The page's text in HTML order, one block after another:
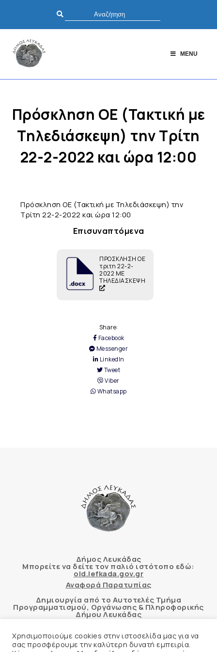
MENU
Πρόσκληση ΟΕ (Τακτική με
Τηλεδιάσκεψη) την Τρίτη
22-2-2022 και ώρα 12:00
Πρόσκληση ΟΕ (Τακτική με Τηλεδιάσκεψη) την
Τρίτη 22-2-2022 και ώρα 12:00
Επισυναπτόμενα
ΠΡΟΣΚΛΗΣΗ ΟΕ
τριτη 22-2-
2022 ΜΕ
ΤΗΛΕΔΙΑΣΚΕΨΗ
Share:
Facebook
Messenger
LinkedIn
Tweet
Viber
Whatsapp
Δήμος Λευκάδας
Μπορείτε να δείτε τον παλιό ιστότοπο εδώ:
old.lefkada.gov.gr
Αναφορά Παρατυπίας
Δημιουργία από το Αυτοτελές Τμήμα
Προγραμματισμού, Οργάνωσης & Πληροφορικής
Δήμου Λευκάδας
Χρησιμοποιούμε cookies στην ιστοσελίδα μας για να
σας προσφέρουμε την καλύτερη δυνατή εμπειρία.